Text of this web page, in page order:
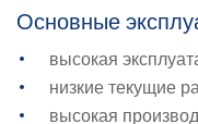
Основные
высокая
низкие текущие
высокая